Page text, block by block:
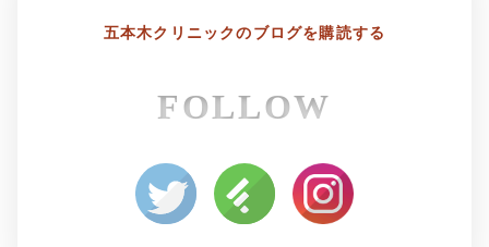
五本木クリニックのブログを購読する
FOLLOW